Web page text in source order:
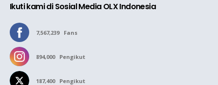
Ikuti kami di Sosial Media OLX Indonesia
7,567,239 Fans
894,000 Pengikut
187,400 Pengikut